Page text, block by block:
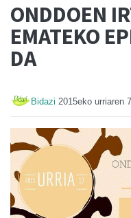
ONDDOEN
EMATEKO
DA
Bidazi 2015eko urriaren